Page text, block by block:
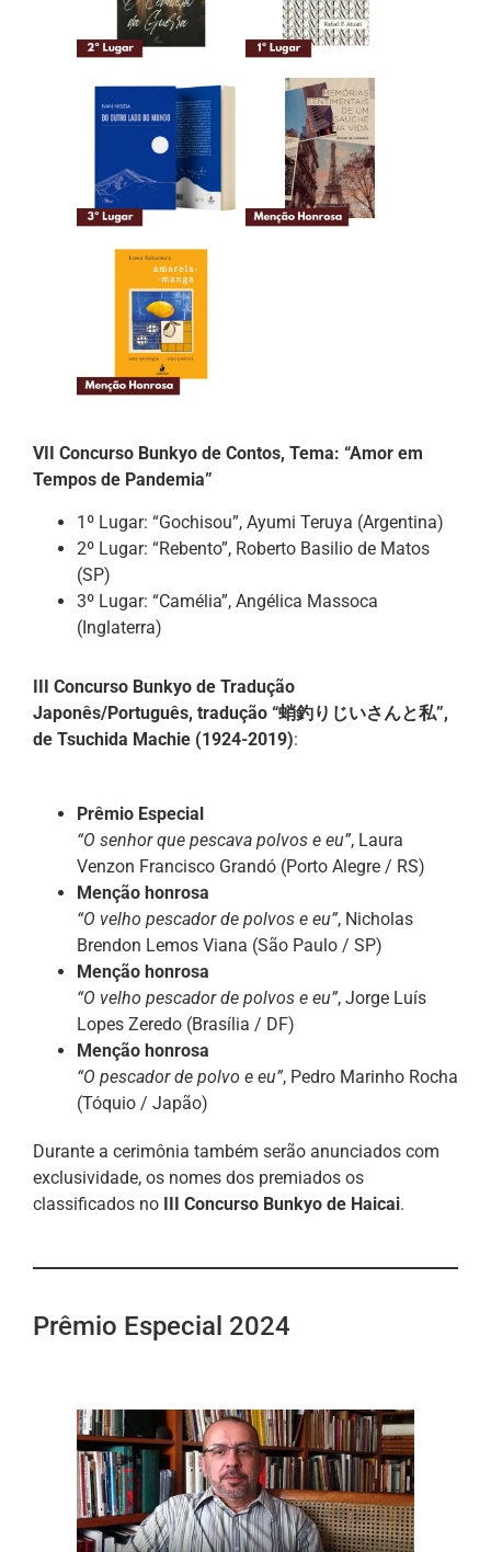
VII Concurso Bunkyo de Contos, Tema: “Amor em
Tempos de Pandemia”
1º Lugar: “Gochisou”, Ayumi Teruya (Argentina)
2º Lugar: “Rebento”, Roberto Basilio de Matos
(SP)
3º Lugar: “Camélia”, Angélica Massoca
(Inglaterra)
III Concurso Bunkyo de Tradução
Japonês/Português, tradução “蛸釣りじいさんと私”,
de Tsuchida Machie (1924-2019):
Prêmio Especial
“O senhor que pescava polvos e eu”, Laura
Venzon Francisco Grandó (Porto Alegre / RS)
Menção honrosa
“O velho pescador de polvos e eu”, Nicholas
Brendon Lemos Viana (São Paulo / SP)
Menção honrosa
“O velho pescador de polvos e eu”, Jorge Luís
Lopes Zeredo (Brasília / DF)
Menção honrosa
“O pescador de polvo e eu”, Pedro Marinho Rocha
(Tóquio / Japão)
Durante a cerimônia também serão anunciados com
exclusividade, os nomes dos premiados os
classificados no III Concurso Bunkyo de Haicai.
Prêmio Especial 2024